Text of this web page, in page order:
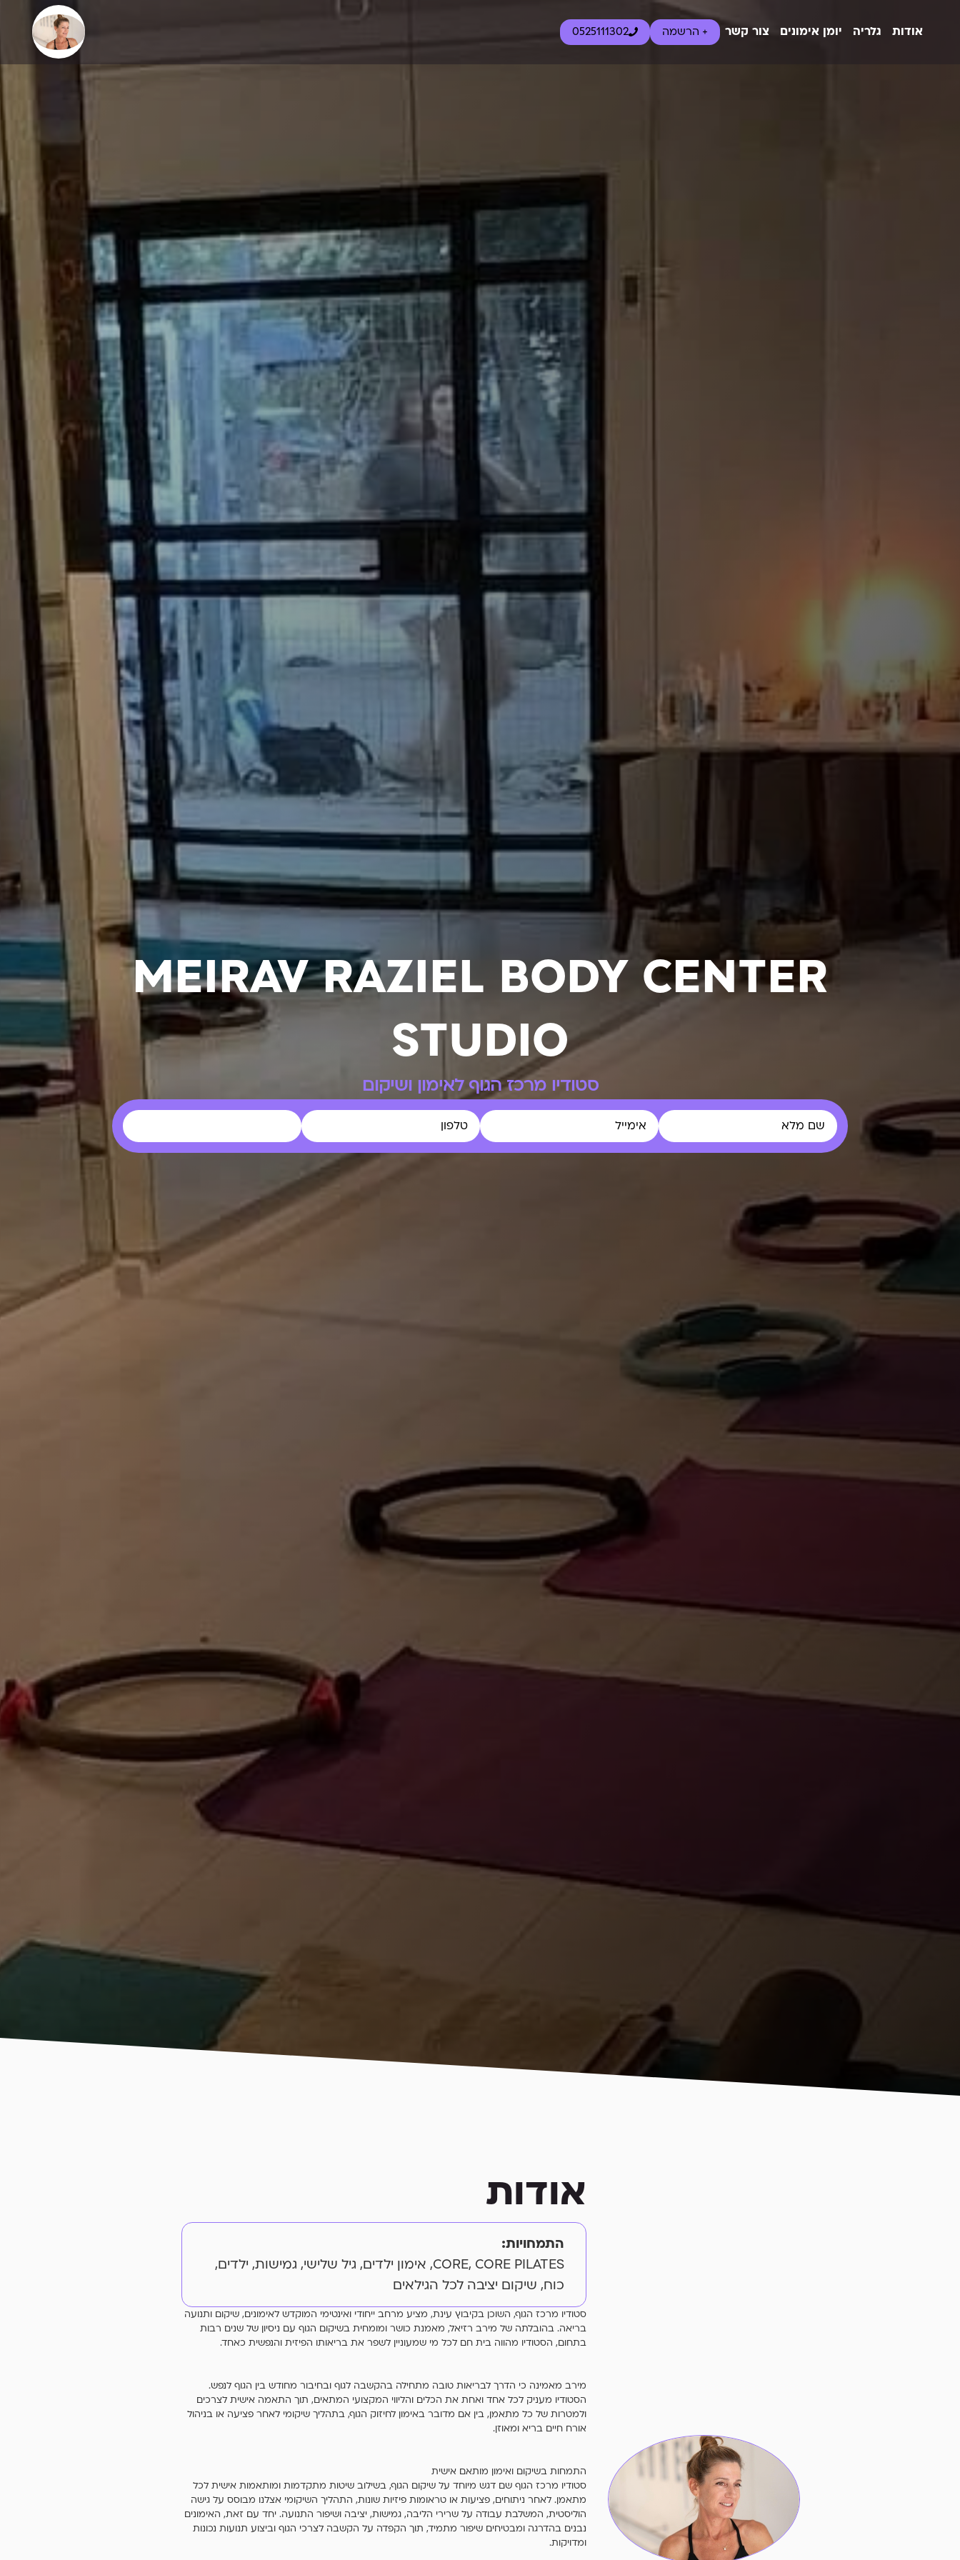
אודות גלריה יומן אימונים צור קשר + הרשמה 0525111302
MEIRAV RAZIEL BODY CENTER
STUDIO
סטודיו מרכז הגוף לאימון ושיקום
אודות
התמחויות:
CORE, CORE PILATES, אימון ילדים, גיל שלישי, גמישות, ילדים,
כוח, שיקום יציבה לכל הגילאים
סטודיו מרכז הגוף, השוכן בקיבוץ עינת, מציע מרחב ייחודי ואינטימי המוקדש לאימונים, שיקום ותנועה
בריאה. בהובלתה של מירב רזיאל, מאמנת כושר ומומחית בשיקום הגוף עם ניסיון של שנים רבות
בתחום, הסטודיו מהווה בית חם לכל מי שמעוניין לשפר את בריאותו הפיזית והנפשית כאחד.
מירב מאמינה כי הדרך לבריאות טובה מתחילה בהקשבה לגוף ובחיבור מחודש בין הגוף לנפש.
הסטודיו מעניק לכל אחד ואחת את הכלים והליווי המקצועי המתאים, תוך התאמה אישית לצרכים
ולמטרות של כל מתאמן, בין אם מדובר באימון לחיזוק הגוף, בתהליך שיקומי לאחר פציעה או בניהול
אורח חיים בריא ומאוזן.
התמחות בשיקום ואימון מותאם אישית
סטודיו מרכז הגוף שם דגש מיוחד על שיקום הגוף, בשילוב שיטות מתקדמות ומותאמות אישית לכל
מתאמן. לאחר ניתוחים, פציעות או טראומות פיזיות שונות, התהליך השיקומי אצלנו מבוסס על גישה
הוליסטית, המשלבת עבודה על שרירי הליבה, גמישות, יציבה ושיפור התנועה. יחד עם זאת, האימונים
נבנים בהדרגה ומבטיחים שיפור מתמיד, תוך הקפדה על הקשבה לצרכי הגוף וביצוע תנועות נכונות
ומדויקות.